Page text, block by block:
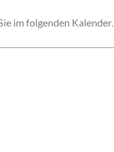
im folgenden Kalender.